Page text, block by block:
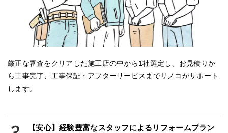
厳正な審査をクリアした施工店の中から1社選定し、お見積りか
ら工事完了、工事保証・アフターサービスまでリノコがサポート
します。
【安心】経験豊富なスタッフによるリフォームプラン